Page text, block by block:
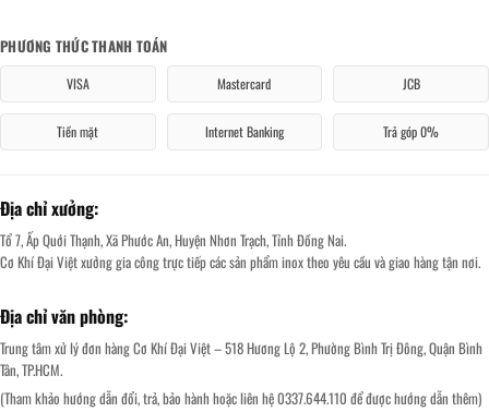
PHƯƠNG THỨC THANH TOÁN
VISA Mastercard JCB
Tiền mặt Internet Banking Trả góp 0%
Địa chỉ xưởng:
Tổ 7, Ấp Quới Thạnh, Xã Phước An, Huyện Nhơn Trạch, Tỉnh Đồng Nai.
Cơ Khí Đại Việt xưởng gia công trực tiếp các sản phẩm inox theo yêu cầu và giao hàng tận nơi.
Địa chỉ văn phòng:
Trung tâm xử lý đơn hàng Cơ Khí Đại Việt – 518 Hương Lộ 2, Phường Bình Trị Đông, Quận Bình
Tân, TP.HCM.
(Tham khảo hướng dẫn đổi, trả, bảo hành hoặc liên hệ 0337.644.110 để được hướng dẫn thêm)